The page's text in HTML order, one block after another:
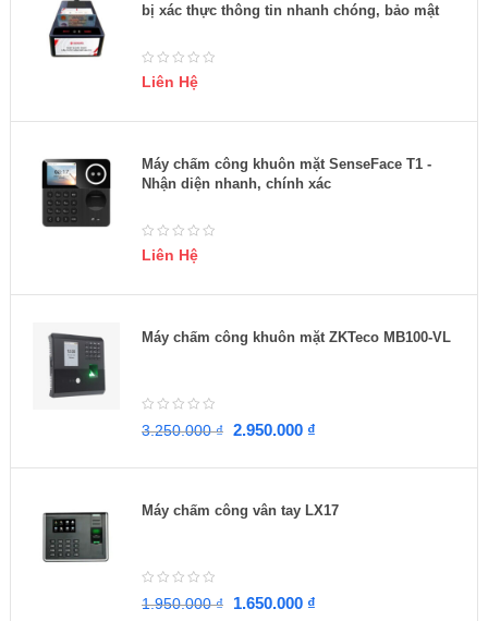
bị xác thực thông tin nhanh chóng, bảo mật
Liên Hệ
Máy chấm công khuôn mặt SenseFace T1 -
Nhận diện nhanh, chính xác
Liên Hệ
Máy chấm công khuôn mặt ZKTeco MB100-VL
3.250.000₫ 2.950.000 ₫
Máy chấm công vân tay LX17
1.950.000₫ 1.650.000 ₫